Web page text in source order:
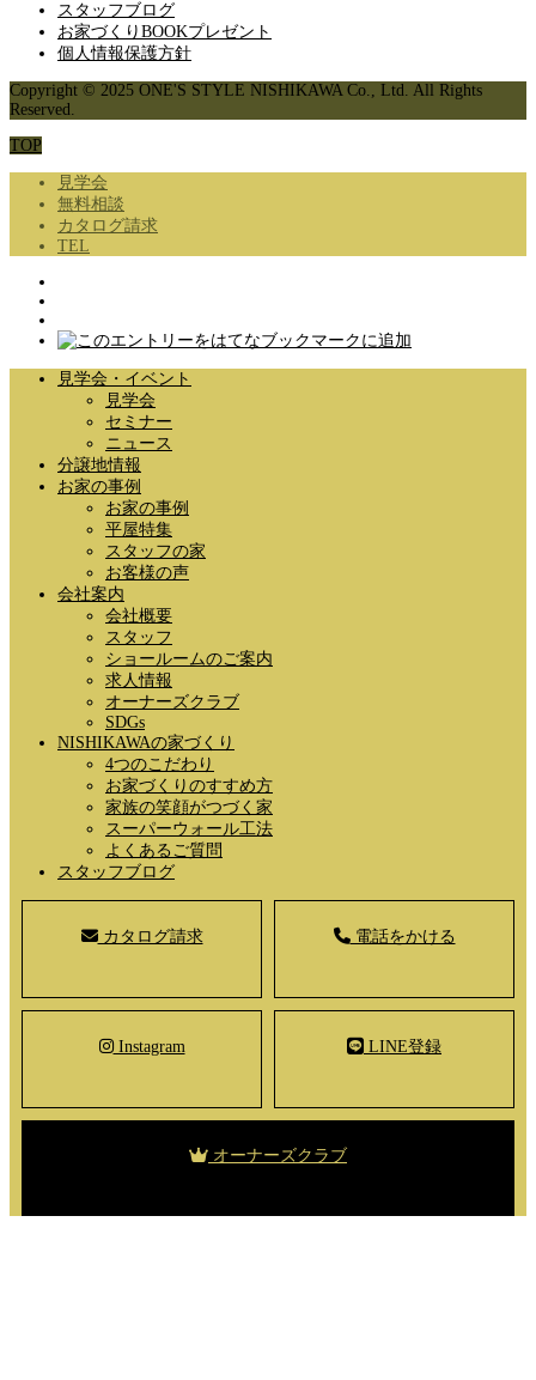
スタッフブログ
お家づくりBOOKプレゼント
個人情報保護方針
Copyright © 2025 ONE'S STYLE NISHIKAWA Co., Ltd. All Rights
Reserved.
TOP
見学会
無料相談
カタログ請求
TEL
見学会・イベント
見学会
セミナー
ニュース
分譲地情報
お家の事例
お家の事例
平屋特集
スタッフの家
お客様の声
会社案内
会社概要
スタッフ
ショールームのご案内
求人情報
オーナーズクラブ
SDGs
NISHIKAWAの家づくり
4つのこだわり
お家づくりのすすめ方
家族の笑顔がつづく家
スーパーウォール工法
よくあるご質問
スタッフブログ
カタログ請求 電話をかける
Instagram LINE登録
オーナーズクラブ